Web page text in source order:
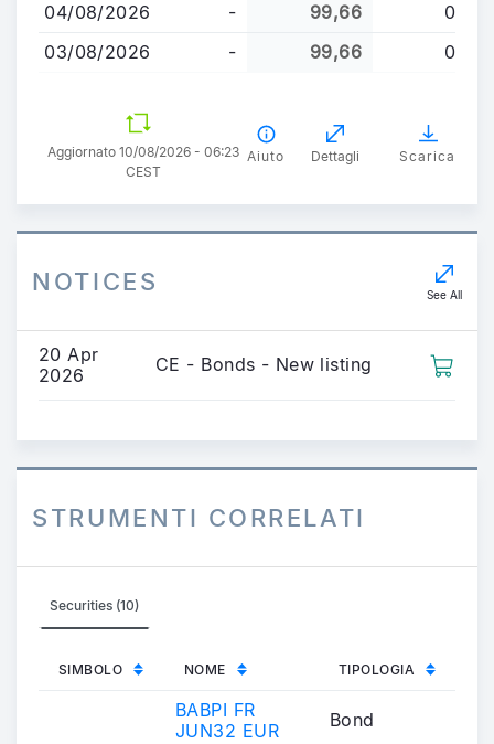
04/08/2026
- 99,66
0
03/08/2026
- 99,66 0
Aggiornato 10/08/2026 - 06:23
CEST
Aiuto Dettagli Scarica
NOTICES See All
20 Apr
2026
CE - Bonds - New listing
STRUMENTI CORRELATI
Securities (10)
SIMBOLO NOME TIPOLOGIA
BABPI FR
JUN32 EUR
Bond